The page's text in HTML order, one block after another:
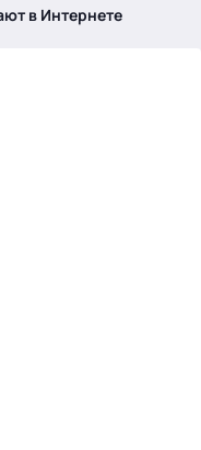
в Интернете